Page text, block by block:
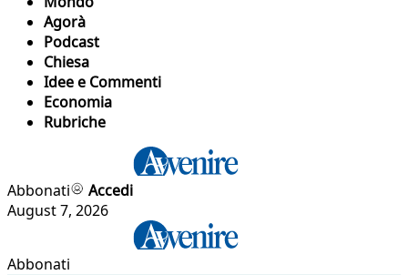
Agorà
Podcast
Chiesa
Idee e Commenti
Economia
Rubriche
Abbonati
Accedi
August 7, 2026
Abbonati